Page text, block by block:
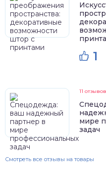
1
11 отзывов
мире
задач
Смотреть все отзывы на товары